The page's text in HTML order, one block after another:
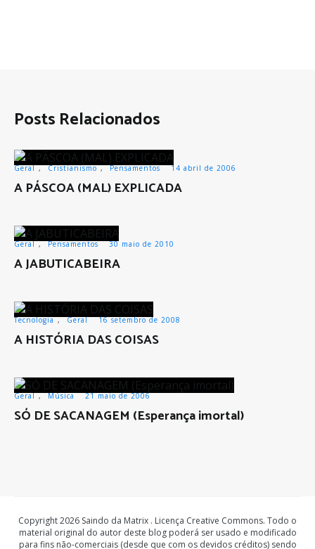
Posts Relacionados
Geral , Cristianismo , Pensamentos 14 abril de 2006
A PÁSCOA (MAL) EXPLICADA
Geral , Pensamentos 30 maio de 2010
A JABUTICABEIRA
Tecnologia , Geral 16 setembro de 2008
A HISTÓRIA DAS COISAS
Geral , Música 21 maio de 2006
SÓ DE SACANAGEM (Esperança imortal)
Copyright 2026 Saindo da Matrix . Licença Creative Commons. Todo o
material original do autor deste blog poderá ser usado e modificado
para fins não-comerciais (desde que com os devidos créditos) sendo